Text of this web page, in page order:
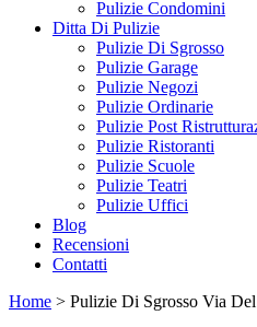
Pulizie Condomini
Ditta Di Pulizie
Pulizie Di Sgrosso
Pulizie Garage
Pulizie Negozi
Pulizie Ordinarie
Pulizie Post
Pulizie Ristoranti
Pulizie Scuole
Pulizie Teatri
Pulizie Uffici
Blog
Recensioni
Contatti
Home > Pulizie Di Sgrosso Via